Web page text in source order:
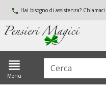
local_phone Hai bisogno di assistenza? Chiamaci
Cerca
view_headline
Menu